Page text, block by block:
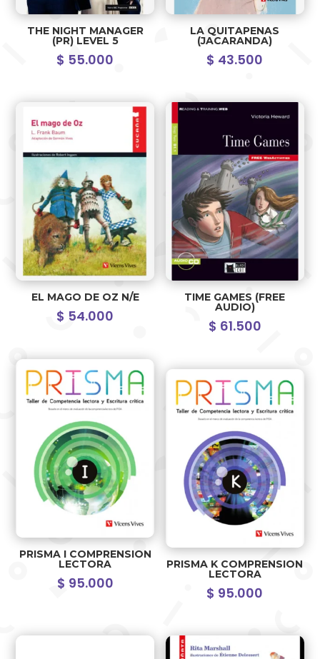
THE NIGHT MANAGER
(PR) LEVEL 5
$ 55.000
LA QUITAPENAS
(JACARANDA)
$ 43.500
EL MAGO DE OZ N/E
$ 54.000
TIME GAMES (FREE
AUDIO)
$ 61.500
PRISMA I COMPRENSION
LECTORA
$ 95.000
PRISMA K COMPRENSION
LECTORA
$ 95.000